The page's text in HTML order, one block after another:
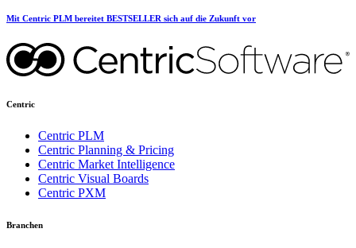
Mit Centric PLM bereitet BESTSELLER sich auf die Zukunft vor
Centric
Centric PLM
Centric Planning & Pricing
Centric Market Intelligence
Centric Visual Boards
Centric PXM
Branchen